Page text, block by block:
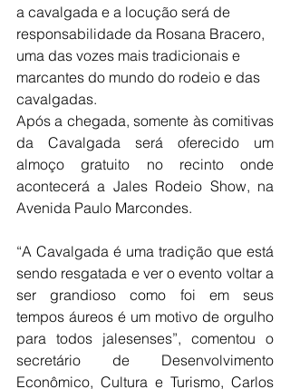
a cavalgada e a locução será de
responsabilidade da Rosana Bracero,
uma das vozes mais tradicionais e
marcantes do mundo do rodeio e das
cavalgadas.
Após a chegada, somente às comitivas
da Cavalgada será oferecido um
almoço gratuito no recinto onde
acontecerá a Jales Rodeio Show, na
Avenida Paulo Marcondes.
“A Cavalgada é uma tradição que está
sendo resgatada e ver o evento voltar a
ser grandioso como foi em seus
tempos áureos é um motivo de orgulho
para todos jalesenses”, comentou o
secretário de Desenvolvimento
Econômico, Cultura e Turismo, Carlos